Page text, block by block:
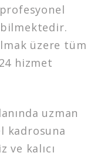
üzere tüm
hizmet
uzman
kadrosuna
ve kalıcı